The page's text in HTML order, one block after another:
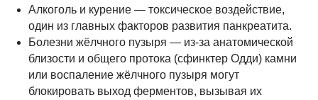
Алкоголь и курение — токсическое воздействие,
один из главных факторов развития панкреатита.
Болезни жёлчного пузыря — из-за анатомической
близости и общего протока (сфинктер Одди) камни
или воспаление жёлчного пузыря могут
блокировать выход ферментов, вызывая их